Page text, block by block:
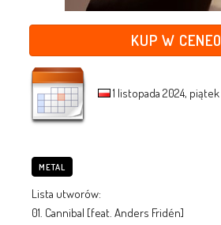
KUP W CENEO
1 listopada 2024, piątek
METAL
Lista utworów:
01. Cannibal [feat. Anders Fridén]